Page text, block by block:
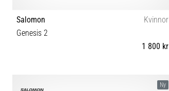
Salomon
Kvinnor
Genesis 2
1 800 kr
Ny